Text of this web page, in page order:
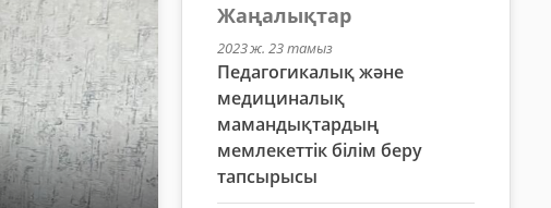
Жаңалықтар
2023 ж. 23 тамыз
Педагогикалық және
медициналық
мамандықтардың
мемлекеттік білім беру
тапсырысы